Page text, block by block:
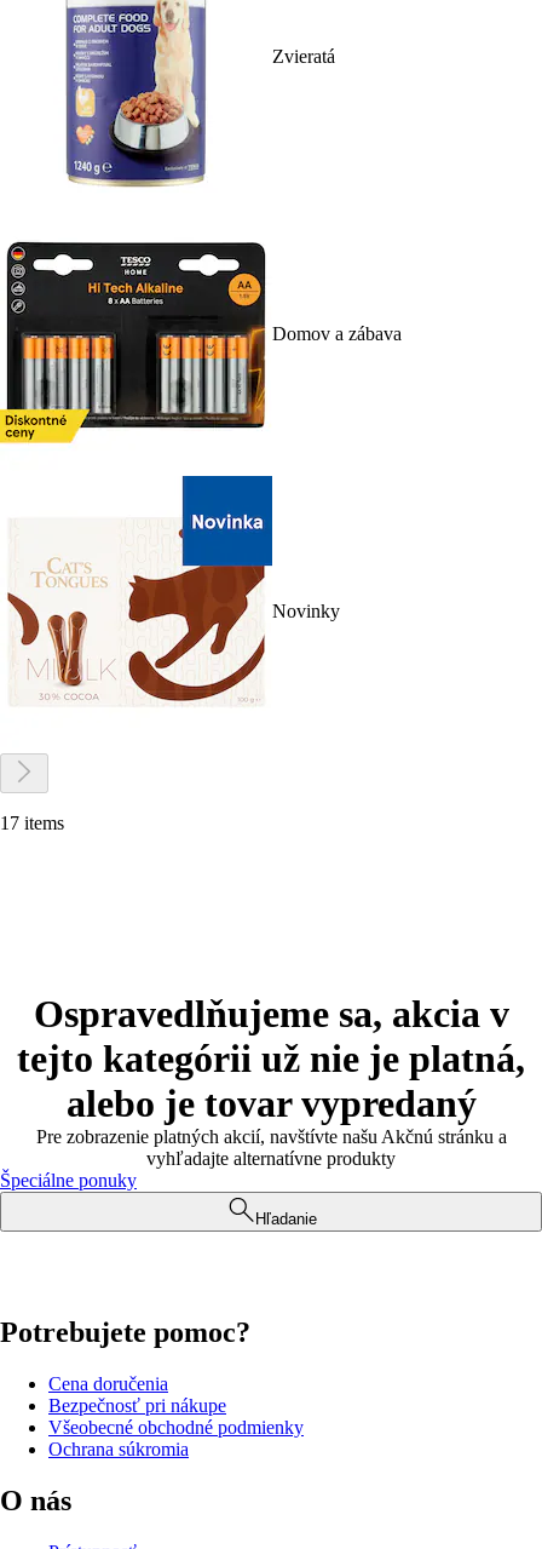
Zvieratá
Domov a zábava
Novinky
17 items
Ospravedlňujeme sa, akcia v
tejto kategórii už nie je platná,
alebo je tovar vypredaný
Pre zobrazenie platných akcií, navštívte našu Akčnú stránku a
vyhľadajte alternatívne produkty
Špeciálne ponuky
Hľadanie
Potrebujete pomoc?
Cena doručenia
Bezpečnosť pri nákupe
Všeobecné obchodné podmienky
Ochrana súkromia
O nás